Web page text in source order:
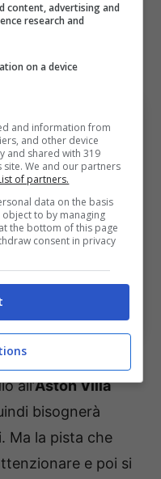
visto i problemi
di
i conti.
in Serie A con
resta alla
all’Aston Villa
bisognerà
Ma la pista che
e poi si
content, advertising and
research and
on a device
and information from
and other device
and shared with 319
We and our partners
of partners.
data on the basis
to by managing
the bottom of this page
consent in privacy